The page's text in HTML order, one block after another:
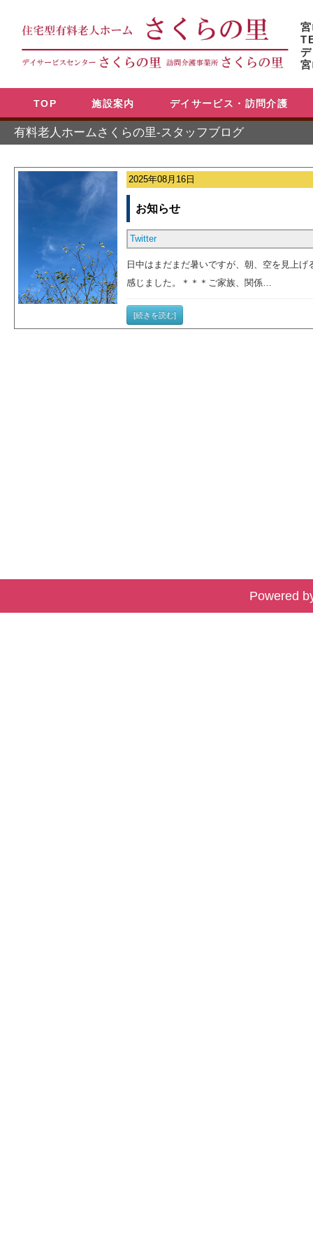
TOP 施設案内 デイサービス・訪問介護
有料老人ホームさくらの里-スタッフブログ
2025年08月16日
お知らせ
Twitter
日中はまだまだ暑いですが、朝、空を見上
感じました。＊＊＊ご家族、関係…
[続きを読む]
Powered